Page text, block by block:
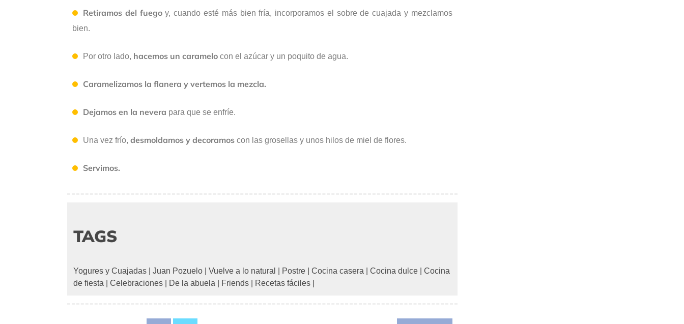
Retiramos del fuegoy, cuando esté más bien fría, incorporamos el sobre de cuajada y mezclamos
bien.
Por otro lado, hacemos un caramelo con el azúcar y un poquito de agua.
Caramelizamos la flanera y vertemos la mezcla.
Dejamos en la nevera para que se enfríe.
Una vez frío, desmoldamos y decoramos con las grosellas y unos hilos de miel de flores.
Servimos.
TAGS
Yogures y Cuajadas Juan Pozuelo Vuelve a lo natural Postre Cocina casera Cocina dulce
Cocina
de fiesta
Celebraciones De la abuela Friends Recetas fáciles